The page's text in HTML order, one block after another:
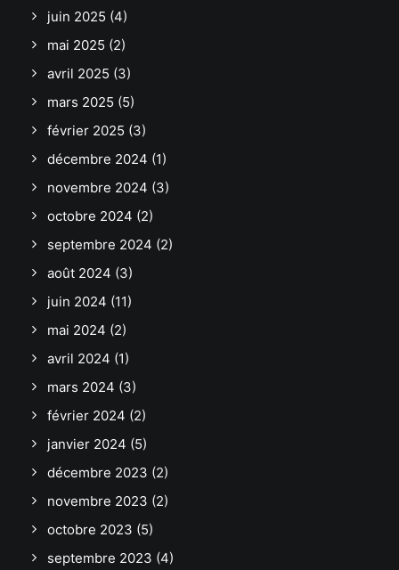
juin 2025 (4)
mai 2025 (2)
avril 2025 (3)
mars 2025 (5)
février 2025 (3)
décembre 2024 (1)
novembre 2024 (3)
octobre 2024 (2)
septembre 2024 (2)
août 2024 (3)
juin 2024 (11)
mai 2024 (2)
avril 2024 (1)
mars 2024 (3)
février 2024 (2)
janvier 2024 (5)
décembre 2023 (2)
novembre 2023 (2)
octobre 2023 (5)
septembre 2023 (4)